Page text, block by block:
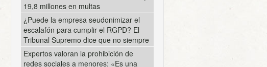
19,8 millones en multas
¿Puede la empresa seudonimizar el
escalafón para cumplir el RGPD? El
Tribunal Supremo dice que no siempre
Expertos valoran la prohibición de
redes sociales a menores: «Es una